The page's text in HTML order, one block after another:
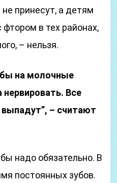
принесут, а детям
в тех районах,
– нельзя.
на молочные
нервировать. Все
– считают
надо обязательно. В
постоянных зубов.